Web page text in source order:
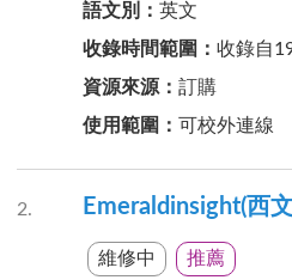
語文別
： 英文
收錄時間範圍 ： 收錄自
資源來源 ： 訂購
使用範圍 ： 可校外連線
2 Emeraldinsight(西
維修中 推薦